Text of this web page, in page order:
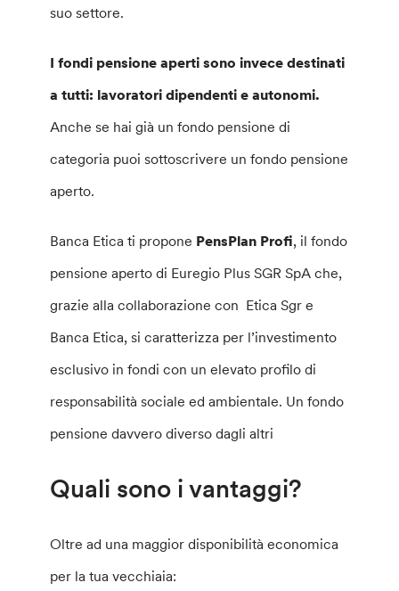
suo settore.
I fondi pensione aperti sono invece destinati
a tutti: lavoratori dipendenti e autonomi.
Anche se hai già un fondo pensione di
categoria puoi sottoscrivere un fondo pensione
aperto.
Banca Etica ti propone PensPlan Profi, il fondo
pensione aperto di Euregio Plus SGR SpA che,
grazie alla collaborazione con Etica Sgr e
Banca Etica, si caratterizza per l’investimento
esclusivo in fondi con un elevato profilo di
responsabilità sociale ed ambientale. Un fondo
pensione davvero diverso dagli altri
Quali sono i vantaggi?
Oltre ad una maggior disponibilità economica
per la tua vecchiaia: